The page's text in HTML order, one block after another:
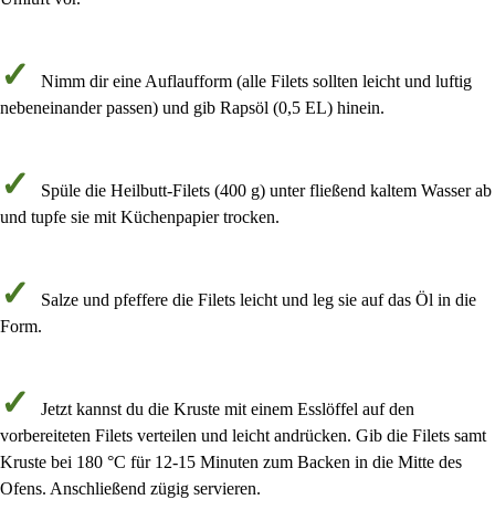
Nimm dir eine Auflaufform (alle Filets sollten leicht und luftig
nebeneinander passen) und gib Rapsöl (0,5 EL) hinein.
Spüle die Heilbutt-Filets (400 g) unter fließend kaltem Wasser ab
und tupfe sie mit Küchenpapier trocken.
Salze und pfeffere die Filets leicht und leg sie auf das Öl in die
Form.
Jetzt kannst du die Kruste mit einem Esslöffel auf den
vorbereiteten Filets verteilen und leicht andrücken. Gib die Filets samt
Kruste bei 180 °C für 12-15 Minuten zum Backen in die Mitte des
Ofens. Anschließend zügig servieren.